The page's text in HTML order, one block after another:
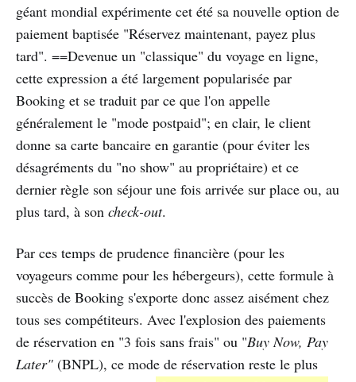
géant mondial expérimente cet été sa nouvelle option de
paiement baptisée "Réservez maintenant, payez plus
tard". ==Devenue un "classique" du voyage en ligne,
cette expression a été largement popularisée par
Booking et se traduit par ce que l'on appelle
généralement le "mode postpaid"; en clair, le client
donne sa carte bancaire en garantie (pour éviter les
désagréments du "no show" au propriétaire) et ce
dernier règle son séjour une fois arrivée sur place ou, au
plus tard, à son check-out.
Par ces temps de prudence financière (pour les
voyageurs comme pour les hébergeurs), cette formule à
succès de Booking s'exporte donc assez aisément chez
tous ses compétiteurs. Avec l'explosion des paiements
de réservation en "3 fois sans frais" ou "Buy Now, Pay
Later" (BNPL), ce mode de réservation reste le plus